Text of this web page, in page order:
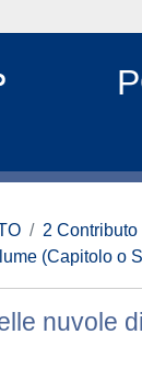
2
(Capitolo o
nuvole